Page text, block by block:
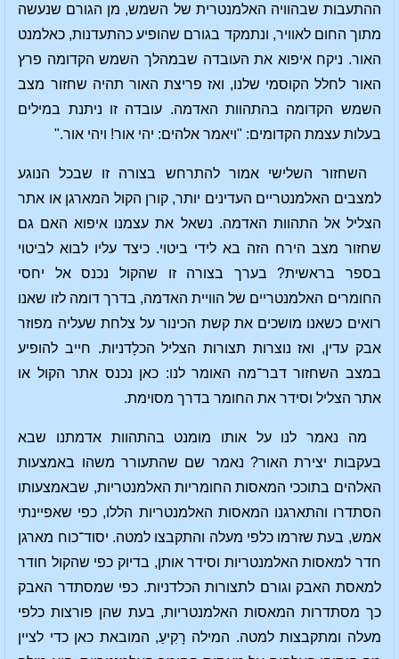
ההתעבות שבהוויה האלמנטרית של השמש, מן הגורם שנעשה
מתוך החום לאוויר, ונתמקד בגורם שהופיע כהתעדנות, כאלמנט
האור. ניקח איפוא את העובדה שבמהלך השמש הקדומה פרץ
האור לחלל הקוסמי שלנו, ואז פריצת האור תהיה שחזור מצב
השמש הקדומה בהתהוות האדמה. עובדה זו ניתנת במילים
בעלות עצמת הקדומים: "ויאמר אלהים: יהי אור! ויהי אור."
השחזור השלישי אמור להתרחש בצורה זו שבכל הנוגע
למצבים האלמנטריים העדינים יותר, קורן הקול המארגן או אתר
הצליל אל התהוות האדמה. נשאל את עצמנו איפוא האם גם
שחזור מצב הירח הזה בא לידי ביטוי. כיצד עליו לבוא לביטוי
בספר בראשית? בערך בצורה זו שהקול נכנס אל יחסי
החומרים האלמנטריים של הוויית האדמה, בדרך דומה לזו שאנו
רואים כשאנו מושכים את קשת הכינור על צלחת שעליה מפוזר
אבק עדין, ואז נוצרות תצורות הצליל הכלָדניות. חייב להופיע
במצב השחזור דבר־מה האומר לנו: כאן נכנס אתר הקול או
אתר הצליל וסידר את החומר בדרך מסוימת.
מה נאמר לנו על אותו מומנט בהתהוות אדמתנו שבא
בעקבות יצירת האור? נאמר שם שהתעורר משהו באמצעות
האלהים בתוככי המאסות החומריות האלמנטריות, שבאמצעותו
הסתדרו והתארגנו המאסות האלמנטריות הללו, כפי שאפיינתי
אמש, בעת שזרמו כלפי מעלה והתקבצו למטה. יסוד־כוח מארגן
חדר למאסות האלמנטריות וסידר אותן, בדיוק כפי שהקול חודר
למאסת האבק וגורם לתצורות הכלדניות. כפי שמסתדר האבק
כך מסתדרות המאסות האלמנטריות, בעת שהן פורצות כלפי
מעלה ומתקבצות למטה. המילה רָקִיעַ, המובאת כאן כדי לציין